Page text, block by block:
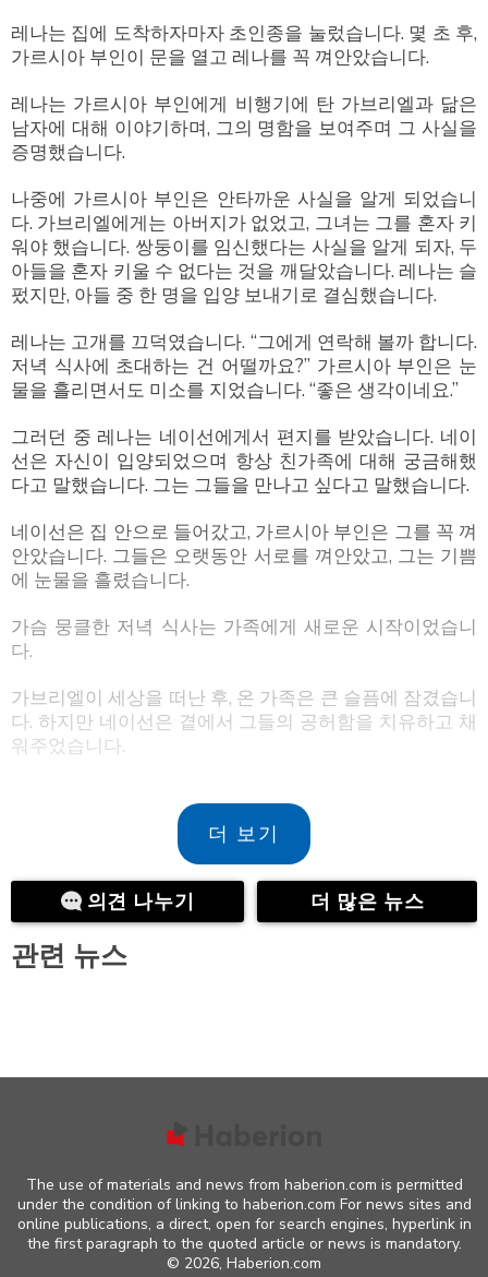
레나는 집에 도착하자마자 초인종을 눌렀습니다. 몇 초 후,
가르시아 부인이 문을 열고 레나를 꼭 껴안았습니다.
레나는 가르시아 부인에게 비행기에 탄 가브리엘과 닮은
남자에 대해 이야기하며, 그의 명함을 보여주며 그 사실을
증명했습니다.
나중에 가르시아 부인은 안타까운 사실을 알게 되었습니
다. 가브리엘에게는 아버지가 없었고, 그녀는 그를 혼자 키
워야 했습니다. 쌍둥이를 임신했다는 사실을 알게 되자, 두
아들을 혼자 키울 수 없다는 것을 깨달았습니다. 레나는 슬
펐지만, 아들 중 한 명을 입양 보내기로 결심했습니다.
레나는 고개를 끄덕였습니다. “그에게 연락해 볼까 합니다.
저녁 식사에 초대하는 건 어떨까요?” 가르시아 부인은 눈
물을 흘리면서도 미소를 지었습니다. “좋은 생각이네요.”
그러던 중 레나는 네이선에게서 편지를 받았습니다. 네이
선은 자신이 입양되었으며 항상 친가족에 대해 궁금해했
다고 말했습니다. 그는 그들을 만나고 싶다고 말했습니다.
네이선은 집 안으로 들어갔고, 가르시아 부인은 그를 꼭 껴
안았습니다. 그들은 오랫동안 서로를 껴안았고, 그는 기쁨
에 눈물을 흘렸습니다.
가슴 뭉클한 저녁 식사는 가족에게 새로운 시작이었습니
다.
가브리엘이 세상을 떠난 후, 온 가족은 큰 슬픔에 잠겼습니
다. 하지만 네이선은 곁에서 그들의 공허함을 치유하고 채
워주었습니다.
더 보기
의견 나누기 더 많은 뉴스
관련 뉴스
The use of materials and news from haberion.com is permitted
under the condition of linking to haberion.com For news sites and
online publications, a direct, open for search engines, hyperlink in
the first paragraph to the quoted article or news is mandatory.
© 2026, Haberion.com